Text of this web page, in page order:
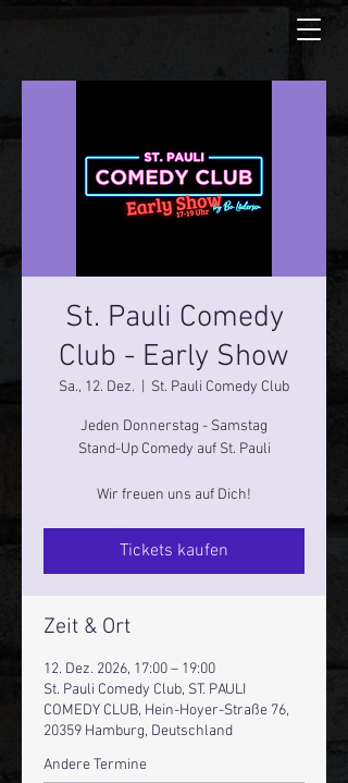
St. Pauli Comedy
Club - Early Show
Sa., 12. Dez. St. Pauli Comedy Club
Jeden Donnerstag - Samstag
Stand-Up Comedy auf St. Pauli
Wir freuen uns auf Dich!
Tickets kaufen
Zeit & Ort
12. Dez. 2026, 17:00 – 19:00
St. Pauli Comedy Club, ST. PAULI
COMEDY CLUB, Hein-Hoyer-Straße 76,
20359 Hamburg, Deutschland
Andere Termine